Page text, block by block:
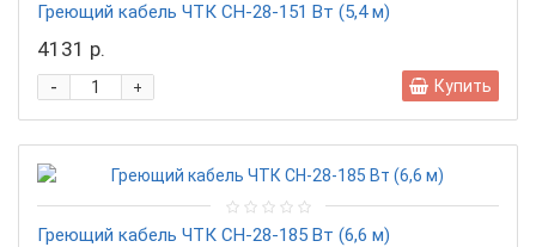
Греющий кабель ЧТК СН-28-151 Вт (5,4 м)
4131 р.
+
- Купить
Греющий кабель ЧТК СН-28-185 Вт (6,6 м)